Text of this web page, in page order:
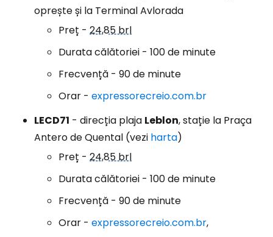
oprește și la Terminal Avlorada
Preț - 24,85 brl
Durata călătoriei - 100 de minute
Frecvență - 90 de minute
Orar - expressorecreio.com.br
LECD71 - direcția plaja Leblon, stație la Praça
Antero de Quental (vezi harta)
Preț - 24,85 brl
Durata călătoriei - 100 de minute
Frecvență - 90 de minute
Orar - expressorecreio.com.br,